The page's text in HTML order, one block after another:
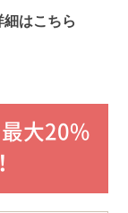
です。
要です。イ
勧めしま
テキストと
ます。
はこちら
大20%